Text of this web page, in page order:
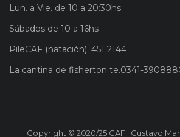
Lun. a Vie. de 10 a 20:30hs
Sábados de 10 a 16hs
PileCAF (natación): 451 2144
La cantina de fisherton te.0341-
Copyright © 2020/25 CAF | Gustavo